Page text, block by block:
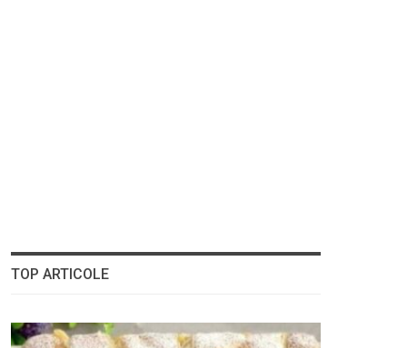
TOP ARTICOLE